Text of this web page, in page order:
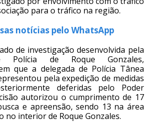
para o tráfico na região.
notícias pelo WhatsApp
de investigação desenvolvida pela
Polícia de Roque Gonzales,
que a delegada de Polícia Tânea
pela expedição de medidas
deferidas pelo Poder
autorizou o cumprimento de 17
e apreensão, sendo 13 na área
no interior de Roque Gonzales.